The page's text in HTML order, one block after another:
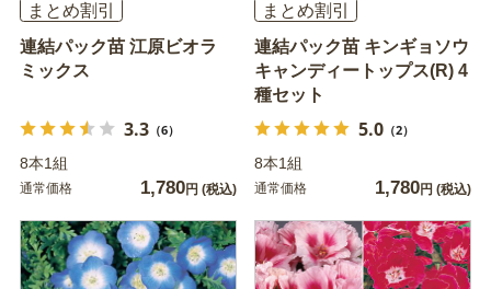
まとめ割引
連結パック苗 江原ビオラ
ミックス
3.3（6）
8本1組
通常価格 1,780円 (税込)
まとめ割引
連結パック苗 キンギョソウ
キャンディートップス(R) 4
種セット
5.0（2）
8本1組
通常価格 1,780円 (税込)